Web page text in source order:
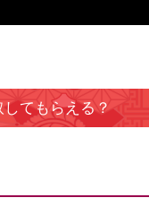
てもらえる？